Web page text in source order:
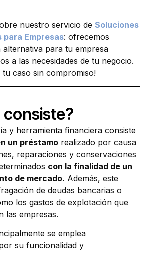
nuestro servicio de Soluciones
para Empresas: ofrecemos
alternativa para tu empresa
a las necesidades de tu negocio.
tu caso sin compromiso!
consiste?
y herramienta financiera consiste
un préstamo realizado por causa
reparaciones y conservaciones
con la finalidad de un
de mercado. Además, este
de deudas bancarias o
los gastos de explotación que
las empresas.
se emplea
su funcionalidad y